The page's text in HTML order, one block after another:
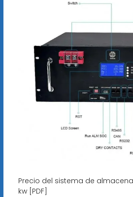
Precio del sistema de
kw [PDF]